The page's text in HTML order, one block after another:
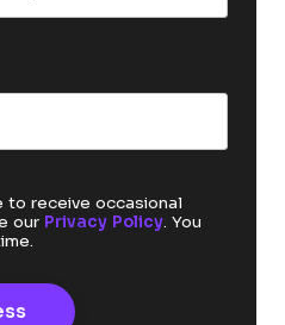
to receive occasional
our Privacy Policy. You